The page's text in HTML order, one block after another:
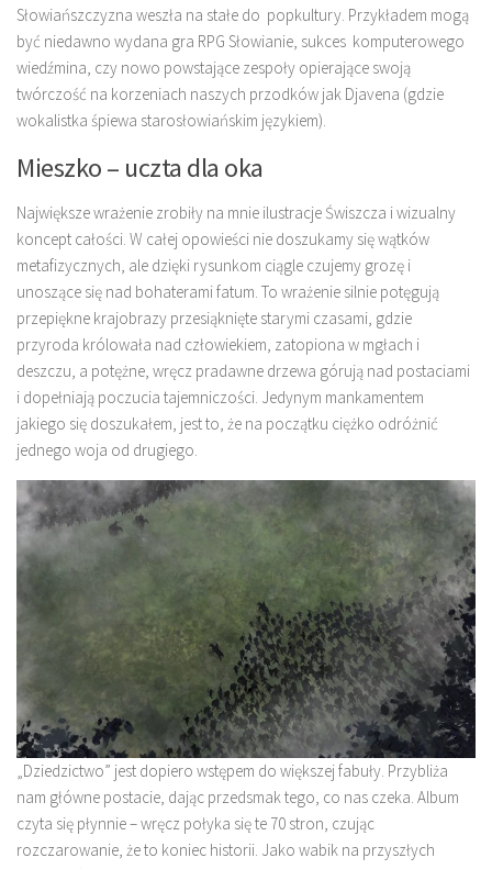
Słowiańszczyzna weszła na stałe do popkultury. Przykładem mogą
być niedawno wydana gra RPG Słowianie, sukces komputerowego
wiedźmina, czy nowo powstające zespoły opierające swoją
twórczość na korzeniach naszych przodków jak Djavena (gdzie
wokalistka śpiewa starosłowiańskim językiem).
Mieszko – uczta dla oka
Największe wrażenie zrobiły na mnie ilustracje Świszcza i wizualny
koncept całości. W całej opowieści nie doszukamy się wątków
metafizycznych, ale dzięki rysunkom ciągle czujemy grozę i
unoszące się nad bohaterami fatum. To wrażenie silnie potęgują
przepiękne krajobrazy przesiąknięte starymi czasami, gdzie
przyroda królowała nad człowiekiem, zatopiona w mgłach i
deszczu, a potężne, wręcz pradawne drzewa górują nad postaciami
i dopełniają poczucia tajemniczości. Jedynym mankamentem
jakiego się doszukałem, jest to, że na początku ciężko odróżnić
jednego woja od drugiego.
„Dziedzictwo” jest dopiero wstępem do większej fabuły. Przybliża
nam główne postacie, dając przedsmak tego, co nas czeka. Album
czyta się płynnie – wręcz połyka się te 70 stron, czując
rozczarowanie, że to koniec historii. Jako wabik na przyszłych